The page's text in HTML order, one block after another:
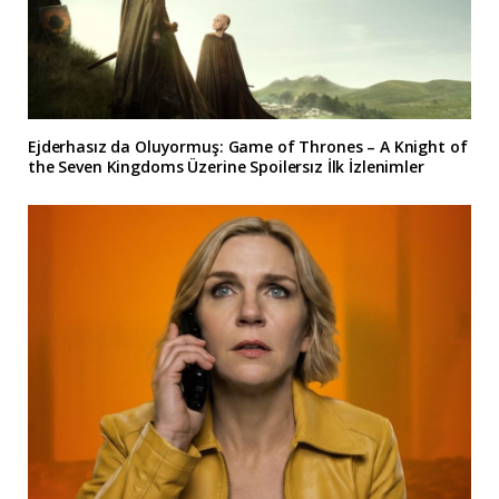
Ejderhasız da Oluyormuş: Game of Thrones – A Knight of
the Seven Kingdoms Üzerine Spoilersız İlk İzlenimler